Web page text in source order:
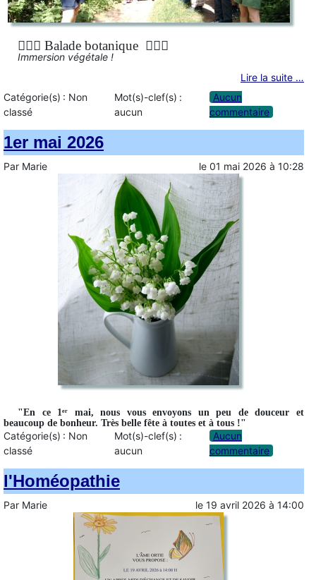
🚶🏻‍♀️ Balade botanique 🚶🏻‍♂️
Immersion végétale !
Lire la suite …
Catégorie(s) : Non
classé
Mot(s)-clef(s) :
aucun
Aucun
commentaire
1er mai 2026
Par Marie le 01 mai 2026 à 10:28
"En ce 1ᵉʳ mai, nous vous envoyons un peu de douceur et
beaucoup de bonheur. Très belle fête à toutes et à tous !"
Catégorie(s) : Non
classé
Mot(s)-clef(s) :
aucun
Aucun
commentaire
l'Homéopathie
Par Marie le 19 avril 2026 à 14:00